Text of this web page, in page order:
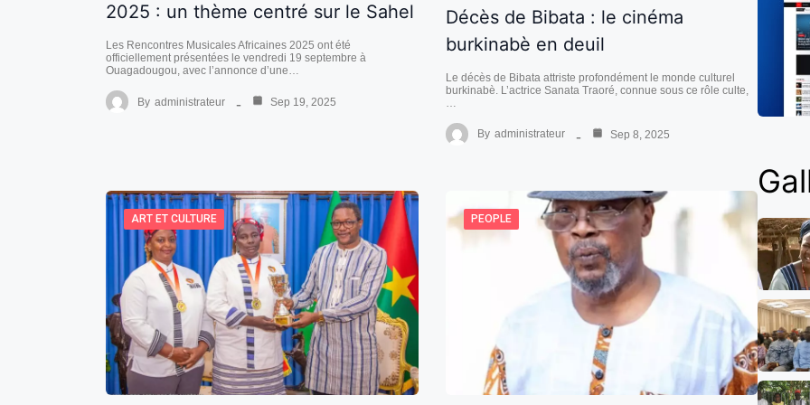
2025 : un thème centré sur le Sahel
Les Rencontres Musicales Africaines 2025 ont été
officiellement présentées le vendredi 19 septembre à
Ouagadougou, avec l’annonce d’une…
By administrateur Sep 19, 2025
Décès de Bibata : le cinéma
burkinabè en deuil
Le décès de Bibata attriste profondément le monde culturel
burkinabè. L’actrice Sanata Traoré, connue sous ce rôle culte,
By administrateur Sep 8, 2025
ART ET CULTURE PEOPLE